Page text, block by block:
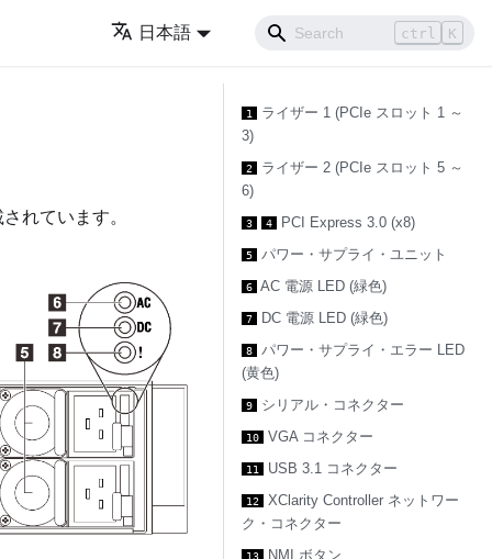
日本語 ctrl K
れています。
1
ライザー 1 (PCIe スロット 1 ～
3)
2
ライザー 2 (PCIe スロット 5 ～
6)
3 4 PCI Express 3.0 (x8)
5 パワー・サプライ・ユニット
6 AC 電源 LED (緑色)
7 DC 電源 LED (緑色)
8
パワー・サプライ・エラー LED
(黄色)
9 シリアル・コネクター
10 VGA コネクター
11 USB 3.1 コネクター
12
XClarity Controller ネットワー
ク・コネクター
13 NMI ボタン